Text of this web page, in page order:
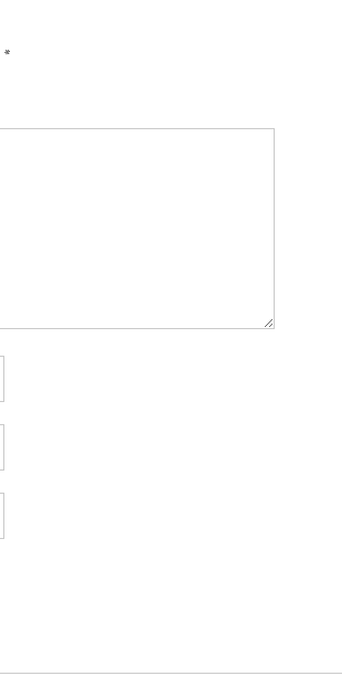
*